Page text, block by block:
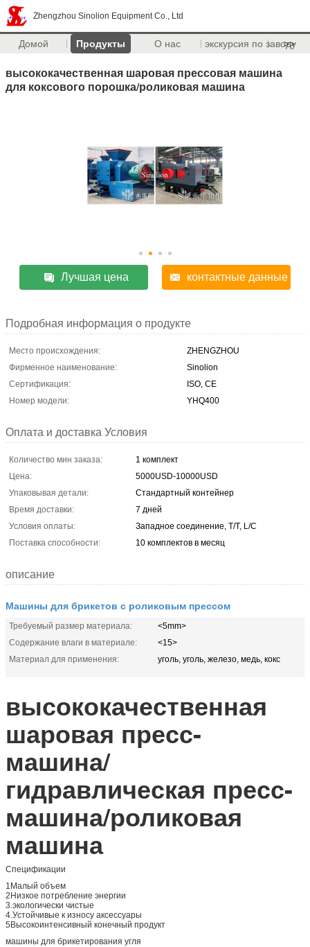
Zhengzhou Sinolion Equipment Co., Ltd
Домой Продукты О нас экскурсия по заводу
>>
высококачественная шаровая прессовая машина
для коксового порошка/роликовая машина
Лучшая цена контактные данные
Подробная информация о продукте
Место происхождения:
ZHENGZHOU
Фирменное наименование:
Sinolion
Сертификация:
ISO, CE
Номер модели:
YHQ400
Оплата и доставка Условия
Количество мин заказа:
1 комплект
Цена:
5000USD-10000USD
Упаковывая детали:
Стандартный контейнер
Время доставки:
7 дней
Условия оплаты:
Западное соединение, T/T, L/C
Поставка способности:
10 комплектов в месяц
описание
Машины для брикетов с роликовым прессом
Требуемый размер материала:
<5mm>
Содержание влаги в материале:
<15>
Материал для применения:
уголь, уголь, железо, медь, кокс
высококачественная
шаровая пресс-
машина/
гидравлическая пресс-
машина/роликовая
машина
Спецификации
1Малый объем
2Низкое потребление энергии
3.экологически чистые
4.Устойчивые к износу аксессуары
5Высокоинтенсивный конечный продукт
машины для брикетирования угля